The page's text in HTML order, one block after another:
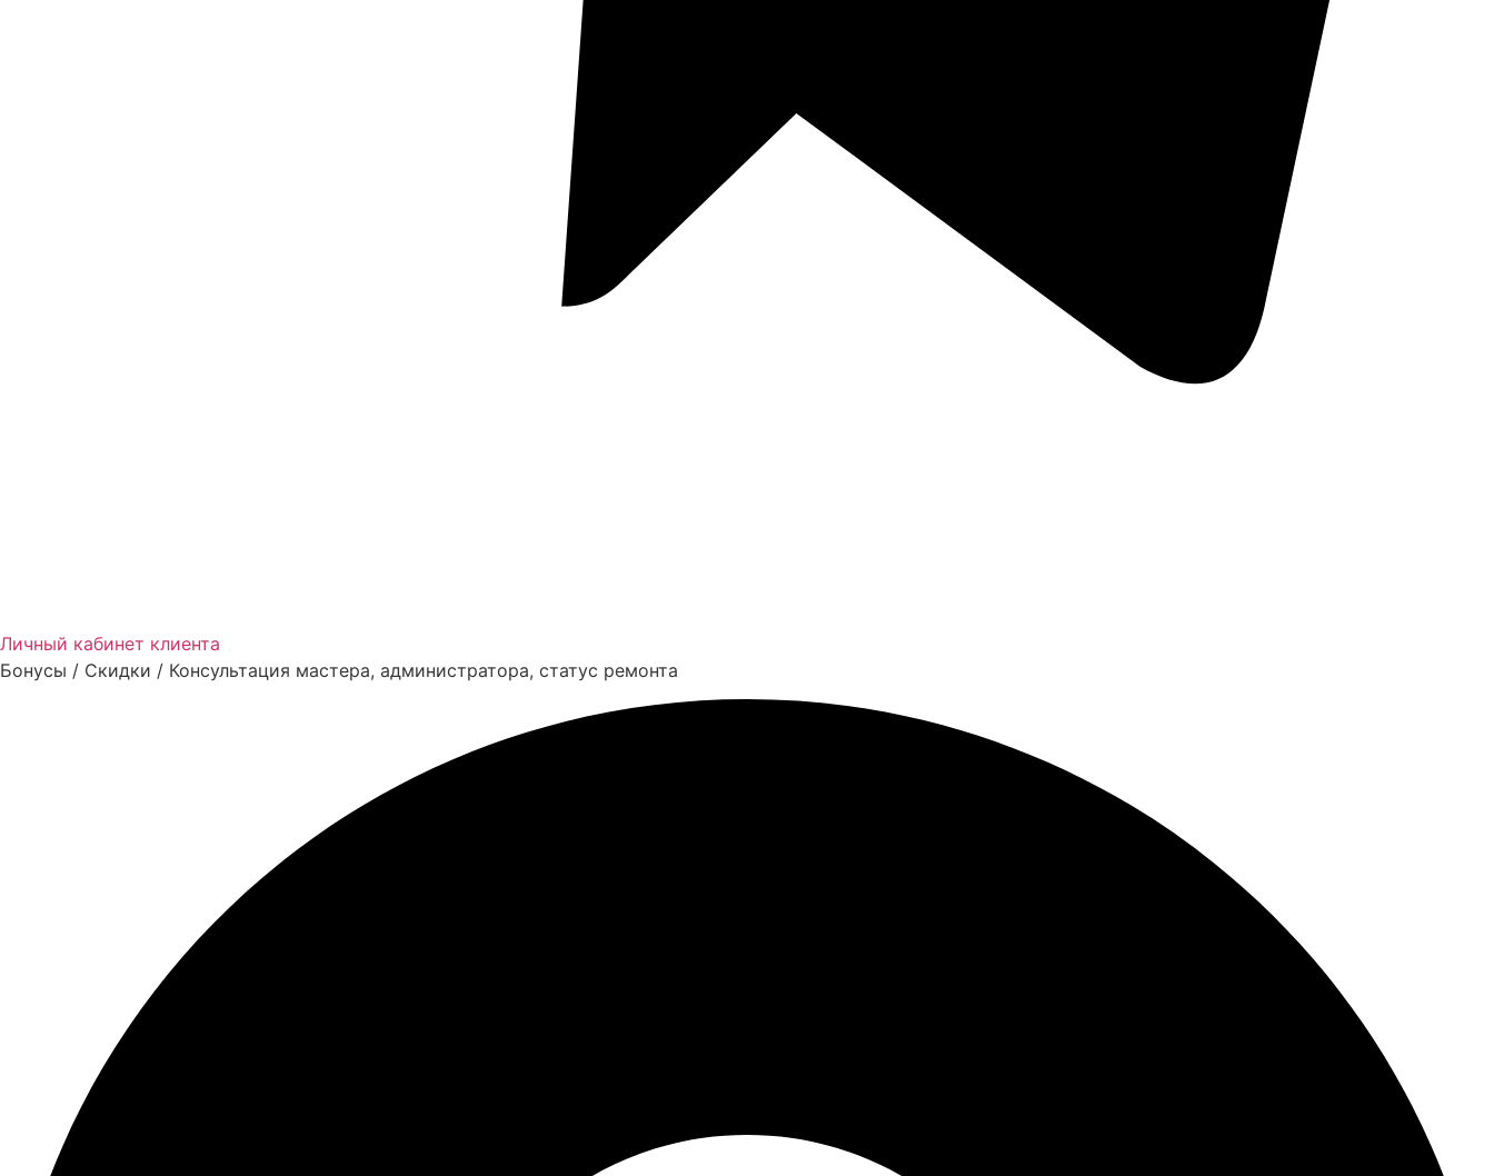
Личный кабинет клиента
Бонусы / Скидки / Консультация мастера, администратора, статус ремонта